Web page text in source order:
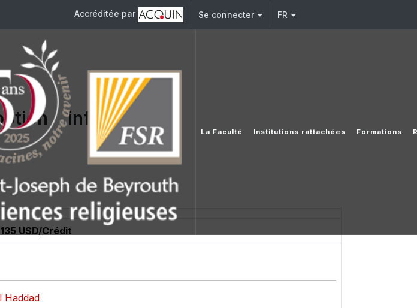
Accréditée par Se connecter FR
La Faculté Institutions rattachées Formations
informatique
USD/Crédit
Haddad